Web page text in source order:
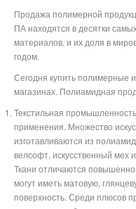
Продажа полимерной
ПА находятся в десятки
материалов, и их доля в
годом.
Сегодня купить полимерные
магазинах. Полиамидная
Текстильная
применения. Множество
изготавливаются из
велсофт, искусственный мех
Ткани отличаются
могут иметь матовую,
поверхность. Среди плюсов